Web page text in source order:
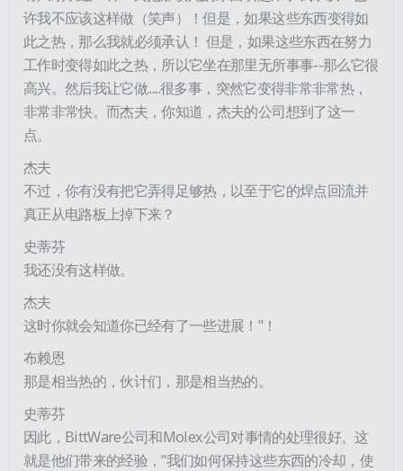
许我不应该这样做（笑声）！但是，如果这些东西变得如
此之热，那么我就必须承认！ 但是，如果这些东西在努力
工作时变得如此之热，所以它坐在那里无所事事--那么它很
高兴。然后我让它做......很多事，突然它变得非常非常热，
非常非常快。而杰夫，你知道，杰夫的公司想到了这一
点。
杰夫
不过，你有没有把它弄得足够热，以至于它的焊点回流并
真正从电路板上掉下来？
史蒂芬
我还没有这样做。
杰夫
这时你就会知道你已经有了一些进展！"！
布赖恩
那是相当热的，伙计们，那是相当热的。
史蒂芬
因此，BittWare公司和Molex公司对事情的处理很好。这
就是他们带来的经验，"我们如何保持这些东西的冷却，使